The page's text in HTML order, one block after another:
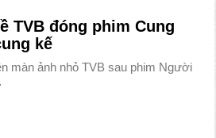
TVB đóng phim Cung
kế
màn ảnh nhỏ TVB sau phim Người